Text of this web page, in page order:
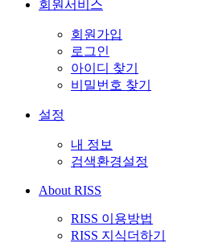
회원서비스
회원가입
로그인
아이디 찾기
비밀번호 찾기
설정
내 정보
검색환경설정
About RISS
RISS 이용방법
RISS 지식더하기